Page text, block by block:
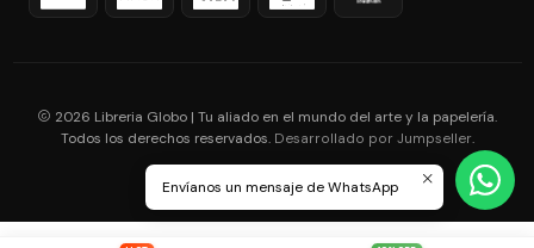
2026 Libreria Globo | Tu aliado en el mundo del arte y la papelería.
Todos los derechos reservados. Desarrollado por Jumpseller.
Envíanos un mensaje de WhatsApp